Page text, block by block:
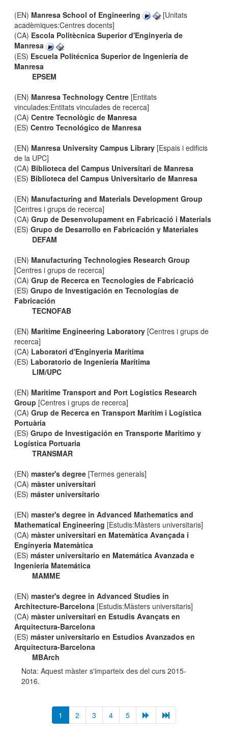
(EN) Manresa School of Engineering
[Unitats
acadèmiques:Centres docents]
(CA) Escola Politècnica Superior d'Enginyeria de
Manresa
(ES) Escuela Politécnica Superior de Ingeniería de
Manresa
EPSEM
(EN) Manresa Technology Centre [Entitats
vinculades:Entitats vinculades de recerca]
(CA)Centre Tecnològic de Manresa
(ES)Centro Tecnológico de Manresa
(EN) Manresa University Campus Library [Espais i edificis
de la UPC]
(CA) Biblioteca del Campus Universitari de Manresa
(ES) Biblioteca del Campus Universitario de Manresa
(EN) Manufacturing and Materials Development Group
[Centres i grups de recerca]
(CA)Grup de Desenvolupament en Fabricació i Materials
(ES)Grupo de Desarrollo en Fabricación y Materiales
DEFAM
(EN) Manufacturing Technologies Research Group
[Centres i grups de recerca]
(CA)Grup de Recerca en Tecnologies de Fabricació
(ES)Grupo de Investigación en Tecnologías de
Fabricación
TECNOFAB
(EN) Maritime Engineering Laboratory [Centres i grups de
recerca]
(CA) Laboratori d'Enginyeria Marítima
(ES) Laboratorio de Ingeniería Marítima
LIM/UPC
(EN) Maritime Transport and Port Logistics Research
Group [Centres i grups de recerca]
(CA)Grup de Recerca en Transport Marítim i Logística
Portuària
(ES)Grupo de Investigación en Transporte Marítimo y
Logística Portuaria
TRANSMAR
(EN)master's degree [Termes generals]
(CA)màster universitari
(ES)máster universitario
(EN)master's degree in Advanced Mathematics and
Mathematical Engineering [Estudis:Màsters universitaris]
(CA)màster universitari en Matemàtica Avançada i
Enginyeria Matemàtica
(ES)máster universitario en Matemática Avanzada e
Ingeniería Matemática
MAMME
(EN)master's degree in Advanced Studies in
Architecture-Barcelona [Estudis:Màsters universitaris]
(CA)màster universitari en Estudis Avançats en
Arquitectura-Barcelona
(ES)máster universitario en Estudios Avanzados en
Arquitectura-Barcelona
MBArch
Nota: Aquest màster s'imparteix des del curs 2015-
2016.
1 2 3 4 5